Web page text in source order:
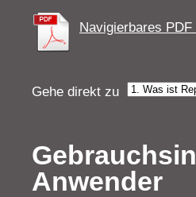
Navigierbares PDF
Gehe direkt zu
Anwender